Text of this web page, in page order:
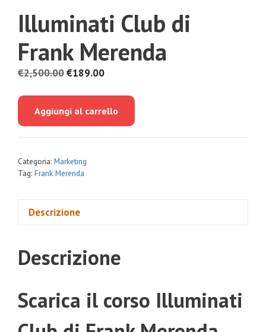
Illuminati Club di
Frank Merenda
€2,500.00Il
era:
€189.00Il
attuale
è:
Aggiungi al carrello
Categoria: Marketing
Tag: Frank Merenda
Descrizione
Descrizione
Scarica il corso Illuminati